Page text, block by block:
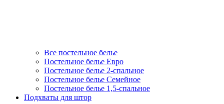
Все постельное белье
Постельное белье Евро
Постельное белье 2-спальное
Постельное белье Семейное
Постельное белье 1,5-спальное
Подхваты для штор